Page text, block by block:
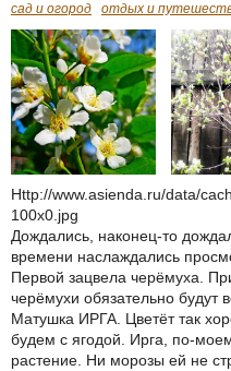
сад и огород отдых и
Http://www.asienda.ru/data/
100x0.jpg
Дождались, наконец-то
времени наслаждались
Первой зацвела черёмуха.
черёмухи обязательно будут
Матушка ИРГА. Цветёт так
будем с ягодой. Ирга, по-
растение. Ни морозы ей не